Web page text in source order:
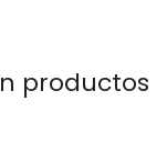
productos